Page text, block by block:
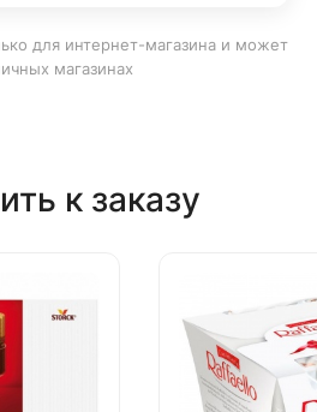
для интернет-магазина и может
магазинах
к заказу